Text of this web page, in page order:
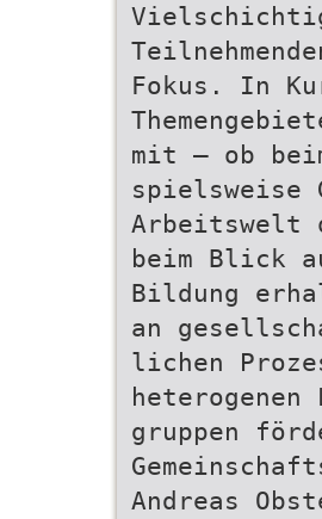
Fokus. In
mit – ob
Arbeitswelt
beim Blick
Bildung
an
lichen
heterogenen
gruppen
Andreas